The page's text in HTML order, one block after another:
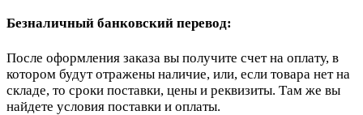
Безналичный банковский перевод:
После оформления заказа вы получите счет на оплату, в
котором будут отражены наличие, или, если товара нет на
складе, то сроки поставки, цены и реквизиты. Там же вы
найдете условия поставки и оплаты.